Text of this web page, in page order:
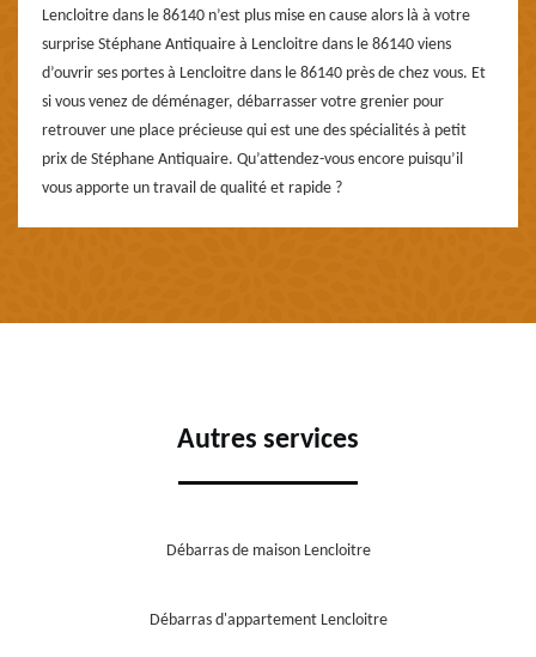
Lencloitre dans le 86140 n’est plus mise en cause alors là à votre
surprise Stéphane Antiquaire à Lencloitre dans le 86140 viens
d’ouvrir ses portes à Lencloitre dans le 86140 près de chez vous. Et
si vous venez de déménager, débarrasser votre grenier pour
retrouver une place précieuse qui est une des spécialités à petit
prix de Stéphane Antiquaire. Qu’attendez-vous encore puisqu’il
vous apporte un travail de qualité et rapide ?
Autres services
Débarras de maison Lencloitre
Débarras d'appartement Lencloitre